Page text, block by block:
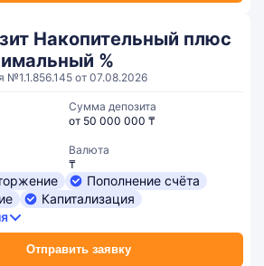
Накопительный плюс
%
№1.1.856.145 от 07.08.2026
Отправить заявку
Сумма депозита
от 50 000 000 ₸
Валюта
₸
Пополнение счёта
Капитализация